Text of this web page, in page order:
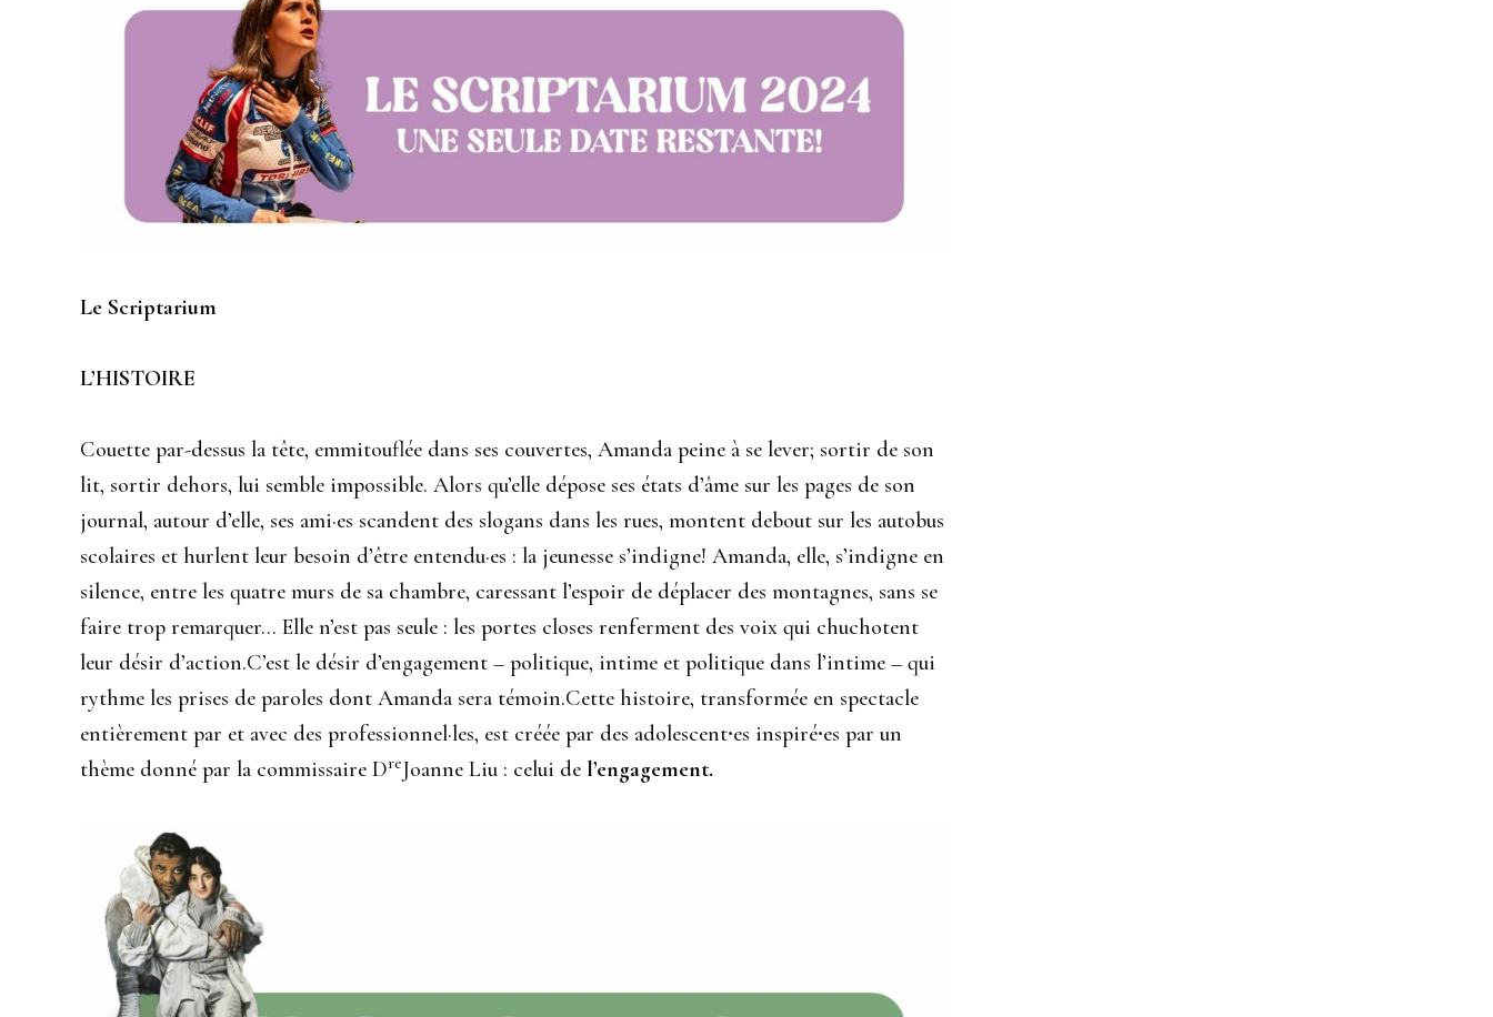
Le Scriptarium
L’HISTOIRE
Couette par-dessus la tête, emmitouflée dans ses couvertes, Amanda peine à se lever; sortir de son
lit, sortir dehors, lui semble impossible. Alors qu’elle dépose ses états d’âme sur les pages de son
journal, autour d’elle, ses ami·es scandent des slogans dans les rues, montent debout sur les autobus
scolaires et hurlent leur besoin d’être entendu·es : la jeunesse s’indigne! Amanda, elle, s’indigne en
silence, entre les quatre murs de sa chambre, caressant l’espoir de déplacer des montagnes, sans se
faire trop remarquer… Elle n’est pas seule : les portes closes renferment des voix qui chuchotent
leur désir d’action.C’est le désir d’engagement – politique, intime et politique dans l’intime – qui
rythme les prises de paroles dont Amanda sera témoin.Cette histoire, transformée en spectacle
entièrement par et avec des professionnel·les, est créée par des adolescent‧es inspiré‧es par un
thème donné par la commissaire DreJoanne Liu : celui de l’engagement.